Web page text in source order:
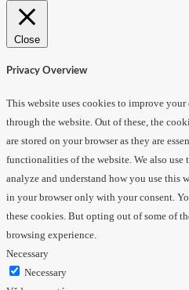
Close
Privacy Overview
This website uses cookies to improve
through the website. Out of these, the
are stored on your browser as they are
functionalities of the website. We also
analyze and understand how you use this
in your browser only with your consent.
these cookies. But opting out of some of
browsing experience.
Necessary
Necessary